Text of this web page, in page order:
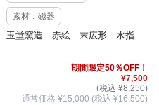
素材：磁器
玉堂窯造 赤絵 末広形 水指
期間限定50％OFF！
¥7,500
(税込 ¥8,250)
通常価格 ¥15,000 (税込 ¥16,500)